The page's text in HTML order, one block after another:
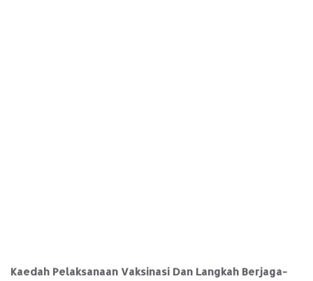
Kaedah Pelaksanaan Vaksinasi Dan Langkah Berjaga-